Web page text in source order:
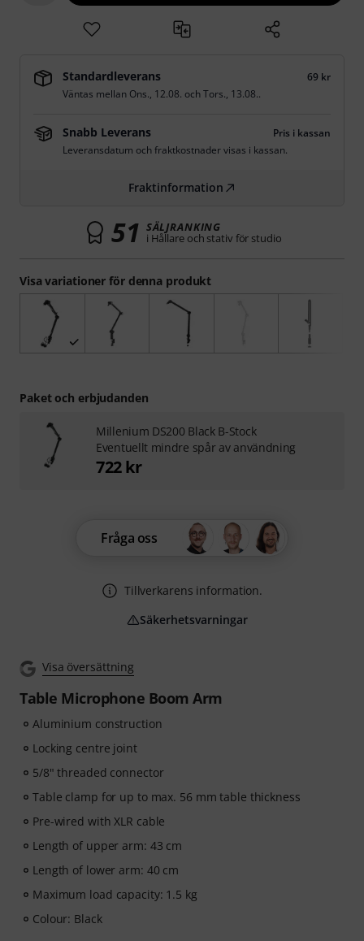
Visa översättning
Table Microphone Boom Arm
Aluminium construction
Locking centre joint
5/8" threaded connector
Table clamp for up to max. 56 mm table thickness
Pre-wired with XLR cable
Length of upper arm: 43 cm
Length of lower arm: 40 cm
Maximum load capacity: 1.5 kg
Colour: Black
Visa variationer för denna produkt
Standardleverans
69 kr
Väntas mellan Ons., 12.08. ochTors., 13.08..
Snabb Leverans
Pris i kassan
Leveransdatum och fraktkostnader visas i kassan.
Fraktinformation
51 SÄLJRANKING
i Hållare och stativ för studio
Fråga oss
Tillverkarens information.
Säkerhetsvarningar
Paket och erbjudanden
Millenium DS200 Black B-Stock
Eventuellt mindre spår av användning
722 kr